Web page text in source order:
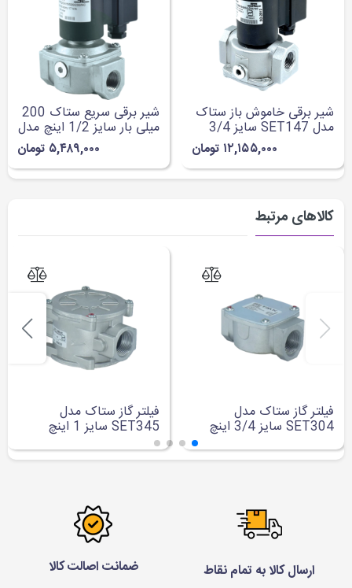
شیر برقی خاموش باز ستاک
مدل SET147 سایز 3/4
۱۲,۱۵۵,۰۰۰ تومان
شیر برقی سریع ستاک 200
میلی بار سایز 1/2 اینچ مدل
۵,۴۸۹,۰۰۰ تومان
کالاهای مرتبط
فیلتر گاز ستاک مدل
SET304 سایز 3/4 اینچ
فیلتر گاز ستاک مدل
SET345 سایز 1 اینچ
ارسال کالا به تمام نقاط ضمانت اصالت کالا